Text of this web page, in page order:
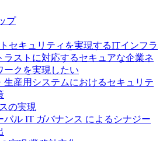
プ
セキュリティを実現するITインフラ
ラストに対応するセキュアな企業ネ
ークを実現したい
生産用システムにおけるセキュリテ
の実現
バル IT ガバナンス によるシナジー